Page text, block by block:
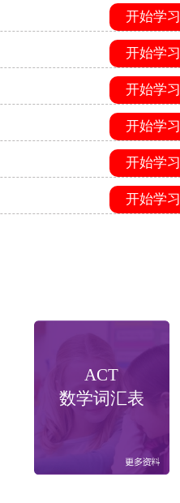
开始学习
开始学习
开始学习
开始学习
开始学习
开始学习
ACT
数学词汇表